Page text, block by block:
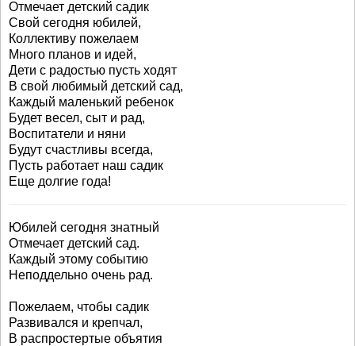
Отмечает детский садик
Свой сегодня юбилей,
Коллективу пожелаем
Много планов и идей,
Дети с радостью пусть ходят
В свой любимый детский сад,
Каждый маленький ребенок
Будет весел, сыт и рад,
Воспитатели и няни
Будут счастливы всегда,
Пусть работает наш садик
Еще долгие года!
Юбилей сегодня знатный
Отмечает детский сад.
Каждый этому событию
Неподдельно очень рад.
Пожелаем, чтобы садик
Развивался и крепчал,
В распростертые объятия